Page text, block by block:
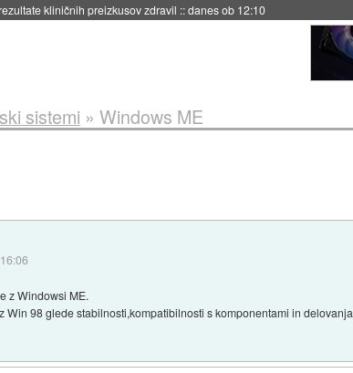
SSD-jev za naslednji dve leti::danes ob 11:37
sistemi » Windows ME
z Windowsi ME.
Win 98 glede stabilnosti,kompatibilnosti s komponentami in